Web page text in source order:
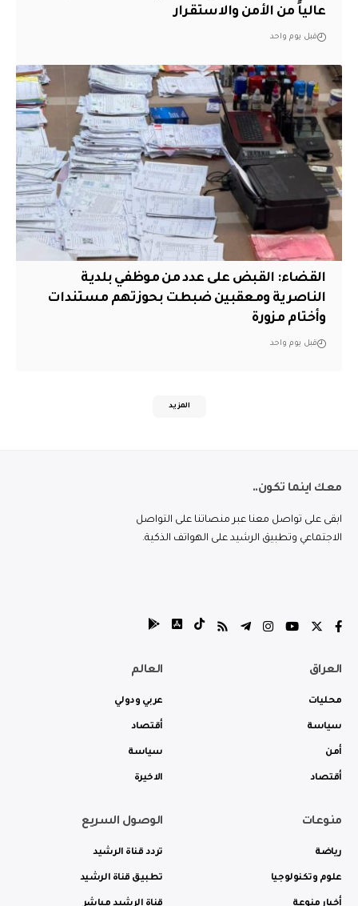
عالياً من الأمن والاستقرار
قبل يوم واحد
القضاء: القبض على عدد من موظفي بلدية
الناصرية ومعقبين ضبطت بحوزتهم مستندات
وأختام مزورة
قبل يوم واحد
المزيد
معك اينما تكون..
ابقى على تواصل معنا عبر منصاتنا على التواصل
الاجتماعي وتطبيق الرشيد على الهواتف الذكية.
العراق
محليات
سياسة
أمن
أقتصاد
العالم
عربي ودولي
أقتصاد
سياسة
الاخيرة
منوعات
رياضة
علوم وتكنولوجيا
الوصول السريع
تردد قناة الرشيد
تطبيق قناة الرشيد